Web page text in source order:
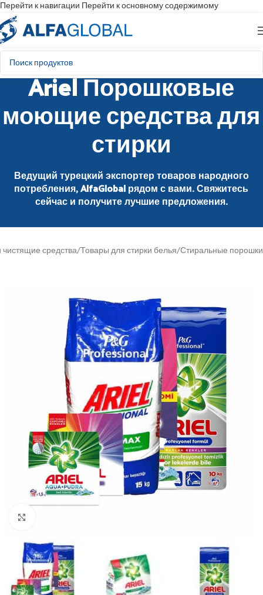
Перейти к навигации Перейти к основному содержимому
Ariel Порошковые
моющие средства для
стирки
Ведущий турецкий экспортер товаров народного
потребления, AlfaGlobal рядом с вами. Свяжитесь
сейчас и получите лучшие предложения.
средства/Товары для стирки белья/Стиральные порошки